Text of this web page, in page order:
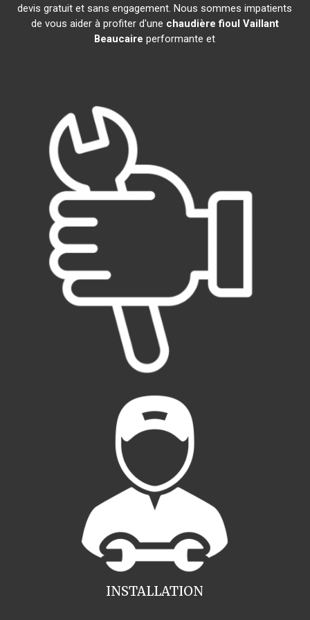
devis gratuit et sans engagement. Nous sommes impatients
de vous aider à profiter d'une chaudière fioul Vaillant
Beaucaire performante et
INSTALLATION